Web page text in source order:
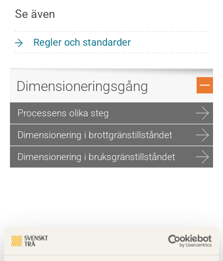
Se även
Regler och standarder
Dimensionerings­gång
Processens olika steg
Dimensionering i brottgränstillståndet
Dimensionering i bruksgränstillståndet